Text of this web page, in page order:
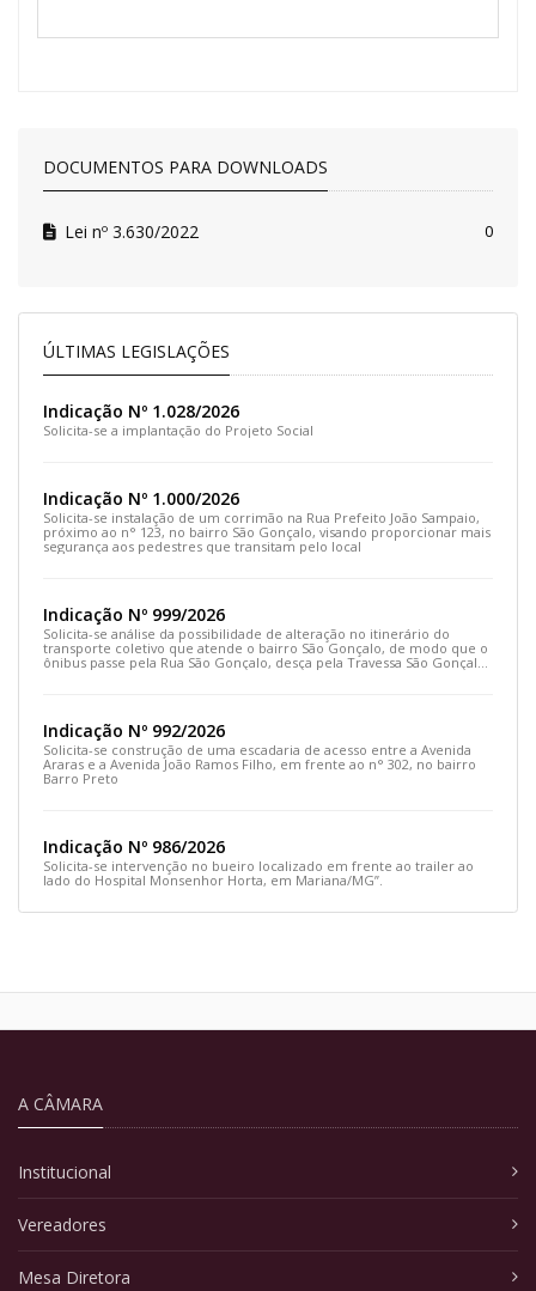
DOCUMENTOS PARA DOWNLOADS
Lei nº 3.630/2022 0
ÚLTIMAS LEGISLAÇÕES
Indicação Nº 1.028/2026
Solicita-se a implantação do Projeto Social
Indicação Nº 1.000/2026
Solicita-se instalação de um corrimão na Rua Prefeito João Sampaio,
próximo ao n° 123, no bairro São Gonçalo, visando proporcionar mais
segurança aos pedestres que transitam pelo local
Indicação Nº 999/2026
Solicita-se análise da possibilidade de alteração no itinerário do
transporte coletivo que atende o bairro São Gonçalo, de modo que o
ônibus passe pela Rua São Gonçalo, desça pela Travessa São Gonçalo
Indicação Nº 992/2026
Solicita-se construção de uma escadaria de acesso entre a Avenida
Araras e a Avenida João Ramos Filho, em frente ao n° 302, no bairro
Barro Preto
Indicação Nº 986/2026
Solicita-se intervenção no bueiro localizado em frente ao trailer ao
lado do Hospital Monsenhor Horta, em Mariana/MG”.
A CÂMARA
Institucional
Vereadores
Mesa Diretora